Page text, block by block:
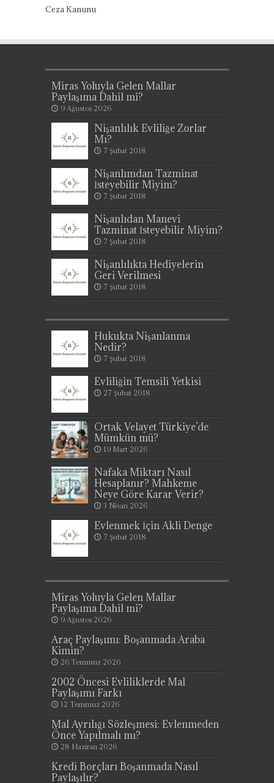
Ceza Kanunu
Miras Yoluyla Gelen Mallar
Paylaşıma Dahil mi?
9 Ağustos 2026
Nişanlılık Evliliğe Zorlar
Mı?
7 Şubat 2018
Nişanlımdan Tazminat
İsteyebilir Miyim?
7 Şubat 2018
Nişanlıdan Manevi
Tazminat İsteyebilir Miyim?
7 Şubat 2018
Nişanlılıkta Hediyelerin
Geri Verilmesi
7 Şubat 2018
Hukukta Nişanlanma
Nedir?
7 Şubat 2018
Evliliğin Temsili Yetkisi
27 Şubat 2018
Ortak Velayet Türkiye’de
Mümkün mü?
19 Mart 2026
Nafaka Miktarı Nasıl
Hesaplanır? Mahkeme
Neye Göre Karar Verir?
3 Nisan 2026
Evlenmek İçin Akli Denge
7 Şubat 2018
Miras Yoluyla Gelen Mallar
Paylaşıma Dahil mi?
9 Ağustos 2026
Araç Paylaşımı: Boşanmada Araba
Kimin?
26 Temmuz 2026
2002 Öncesi Evliliklerde Mal
Paylaşımı Farkı
12 Temmuz 2026
Mal Ayrılığı Sözleşmesi: Evlenmeden
Önce Yapılmalı mı?
28 Haziran 2026
Kredi Borçları Boşanmada Nasıl
Paylaşılır?